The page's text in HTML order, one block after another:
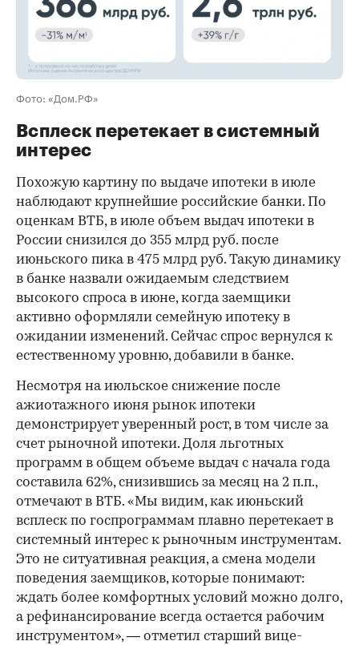
Фото: «Дом.РФ»
Всплеск перетекает в системный
интерес
Похожую картину по выдаче ипотеки в июле
наблюдают крупнейшие российские банки. По
оценкам ВТБ, в июле объем выдач ипотеки в
России снизился до 355 млрд руб. после
июньского пика в 475 млрд руб. Такую динамику
в банке назвали ожидаемым следствием
высокого спроса в июне, когда заемщики
активно оформляли семейную ипотеку в
ожидании изменений. Сейчас спрос вернулся к
естественному уровню, добавили в банке.
Несмотря на июльское снижение после
ажиотажного июня рынок ипотеки
демонстрирует уверенный рост, в том числе за
счет рыночной ипотеки. Доля льготных
программ в общем объеме выдач с начала года
составила 62%, снизившись за месяц на 2 п.п.,
отмечают в ВТБ. «Мы видим, как июньский
всплеск по госпрограммам плавно перетекает в
системный интерес к рыночным инструментам.
Это не ситуативная реакция, а смена модели
поведения заемщиков, которые понимают:
ждать более комфортных условий можно долго,
а рефинансирование всегда остается рабочим
инструментом», — отметил старший вице-